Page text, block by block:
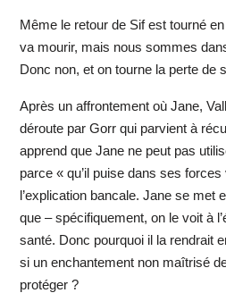
Même le retour de Sif est tourné
va mourir, mais nous sommes
Donc non, et on tourne la perte de
Après un affrontement où Jane,
déroute par Gorr qui parvient à
apprend que Jane ne peut pas
parce « qu’il puise dans ses
l’explication bancale. Jane se met
que – spécifiquement, on le voit à
santé. Donc pourquoi il la rendrait
si un enchantement non maîtrisé
protéger ?